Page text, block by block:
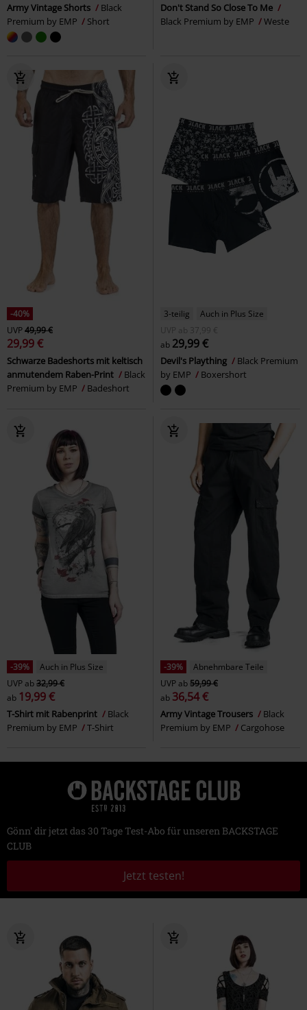
Army Vintage Shorts
Black
Premium by EMP
Short
Don't Stand So Close To Me
Black Premium by EMP
Weste
-40%
UVP49,99 €
29,99 €
Schwarze Badeshorts mit keltisch
anmutendem Raben-Print
Black
Premium by EMP
Badeshort
3-teilig
Auch in Plus Size
UVP
ab
37,99 €
ab 29,99 €
Devil's Plaything
Black Premium
by EMP
Boxershort
-39%
Auch in Plus Size
UVPab32,99 €
ab 19,99 €
T-Shirt mit Rabenprint
Black
Premium by EMP
T-Shirt
-39%
Abnehmbare Teile
UVPab59,99 €
ab 36,54 €
Army Vintage Trousers
Black
Premium by EMP
Cargohose
Gönn' dir jetzt das 30 Tage Test-Abo für unseren BACKSTAGE
CLUB
Jetzt testen!